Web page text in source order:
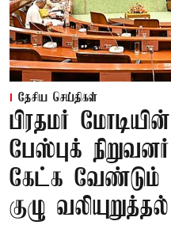
தேசிய செய்திகள்
பிரதமர்
பேஸ்புக்
கேட்க வேண்டும்
குழு வலியுறுத்தல்